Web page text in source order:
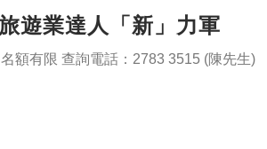
遊業達人「新」力軍
額有限 查詢電話：2783 3515 (陳先生)